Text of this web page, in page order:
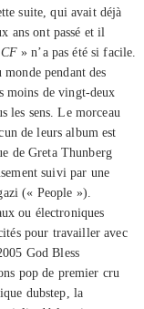
suite, qui avait déjà
ans ont passé et il
» n’a pas été si facile.
pendant des
moins de vingt-deux
les sens. Le morceau
de leurs album est
de Greta Thunberg
suivi par une
(« People »).
ou électroniques
pour travailler avec
God Bless
pop de premier cru
dubstep, la